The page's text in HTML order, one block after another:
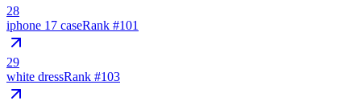
28
iphone 17 caseRank #101
29
white dressRank #103